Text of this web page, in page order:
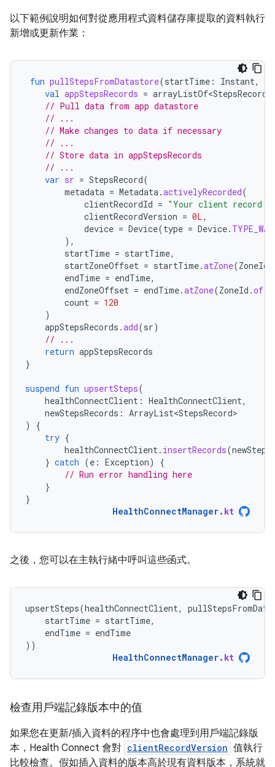
以下範例說明如何對從應用程式資料儲存庫提取的資料執行
新增或更新作業：
fun pullStepsFromDatastore(startTime : Instant,
val appStepsRecords = arrayListOf<StepsRecord>
// Pull data from app datastore
// ...
// Make changes to data if necessary
// ...
// Store data in appStepsRecords
// ...
var sr = StepsRecord(
metadata = Metadata.activelyRecorded(
clientRecordId = "Your client record
clientRecordVersion = 0L,
device = Device(type = Device.
),
startTime = startTime,
startZoneOffset = startTime.atZone(ZoneId
endTime = endTime,
endZoneOffset = endTime.atZone(ZoneId .of
count = 120
)
appStepsRecords .add(sr)
// ...
return appStepsRecords
}
suspend fun upsertSteps(
healthConnectClient : HealthConnectClient,
newStepsRecords : ArrayList<StepsRecord>
)
{
try {
healthConnectClient. insertRecords(
} catch (e : Exception)
{
// Run error handling here
}
}
HealthConnectManager. kt
之後，您可以在主執行緒中呼叫這些函式。
upsertSteps(healthConnectClient,
startTime = startTime,
endTime = endTime
))
HealthConnectManager. kt
檢查用戶端記錄版本中的值
如果您在更新/插入資料的程序中也會處理到用戶端記錄版
本，Health Connect 會對 clientRecordVersion 值執行
比較檢查。假如插入資料的版本高於現有資料版本，系統就